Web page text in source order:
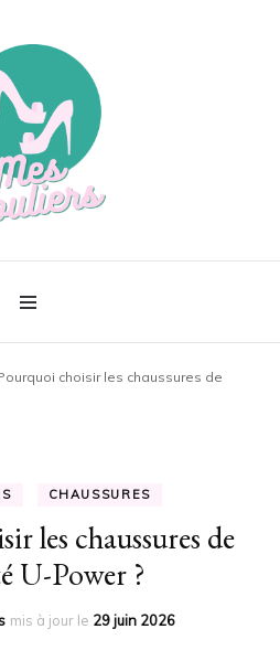
choisir les chaussures de
CHAUSSURES
les chaussures de
U-Power ?
mis à jour le 29 juin 2026